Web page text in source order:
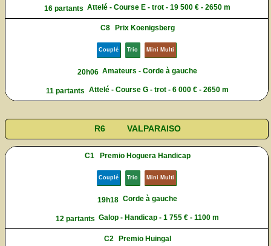
16 partants Attelé - Course E - trot - 19 500 € - 2650 m
C8 Prix Koenigsberg
Couplé Trio Mini Multi
20h06 Amateurs - Corde à gauche
11 partants Attelé - Course G - trot - 6 000 € - 2650 m
R6 VALPARAISO
C1 Premio Hoguera Handicap
Couplé Trio Mini Multi
19h18 Corde à gauche
12 partants Galop - Handicap - 1 755 € - 1100 m
C2 Premio Huingal